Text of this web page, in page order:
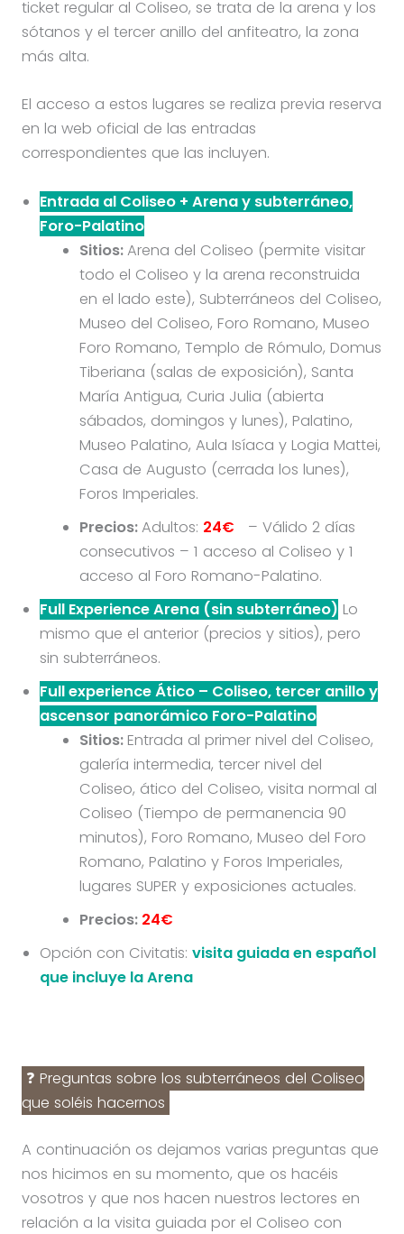
ticket regular al Coliseo, se trata de la arena y los
sótanos y el tercer anillo del anfiteatro, la zona
más alta.
El acceso a estos lugares se realiza previa reserva
en la web oficial de las entradas
correspondientes que las incluyen.
Entrada al Coliseo + Arena y subterráneo,
Foro-Palatino
Sitios:Arena del Coliseo (permite visitar
todo el Coliseo y la arena reconstruida
en el lado este), Subterráneos del Coliseo,
Museo del Coliseo, Foro Romano, Museo
Foro Romano, Templo de Rómulo, Domus
Tiberiana (salas de exposición), Santa
María Antigua, Curia Julia (abierta
sábados, domingos y lunes), Palatino,
Museo Palatino, Aula Isíaca y Logia Mattei,
Casa de Augusto (cerrada los lunes),
Foros Imperiales.
Precios:Adultos: 24€ – Válido 2 días
consecutivos – 1 acceso al Coliseo y 1
acceso al Foro Romano-Palatino.
Full Experience Arena (sin subterráneo) Lo
mismo que el anterior (precios y sitios), pero
sin subterráneos.
Full experience Ático – Coliseo, tercer anillo y
ascensor panorámico Foro-Palatino
Sitios: Entrada al primer nivel del Coliseo,
galería intermedia, tercer nivel del
Coliseo, ático del Coliseo, visita normal al
Coliseo (Tiempo de permanencia 90
minutos), Foro Romano, Museo del Foro
Romano, Palatino y Foros Imperiales,
lugares SUPER y exposiciones actuales.
Precios: 24€
Opción con Civitatis: visita guiada en español
que incluye la Arena
❓ Preguntas sobre los subterráneos del Coliseo
que soléis hacernos
A continuación os dejamos varias preguntas que
nos hicimos en su momento, que os hacéis
vosotros y que nos hacen nuestros lectores en
relación a la visita guiada por el Coliseo con